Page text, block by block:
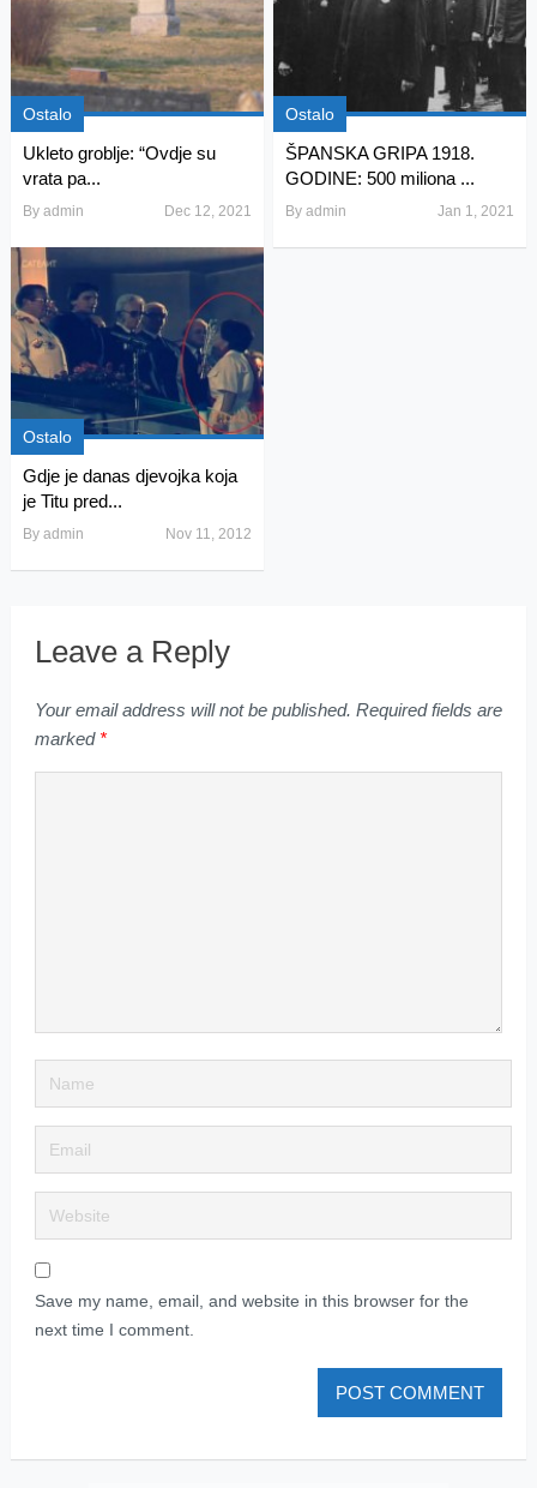
Ostalo
Ukleto groblje: “Ovdje su
vrata pa...
By admin Dec 12, 2021
Ostalo
ŠPANSKA GRIPA 1918.
GODINE: 500 miliona ...
Byadmin Jan 1, 2021
Ostalo
Gdje je danas djevojka koja
je Titu pred...
By admin Nov 11, 2012
Leave a Reply
Your email address will not be published. Required fields are
marked *
Save my name, email, and website in this browser for the
next time I comment.